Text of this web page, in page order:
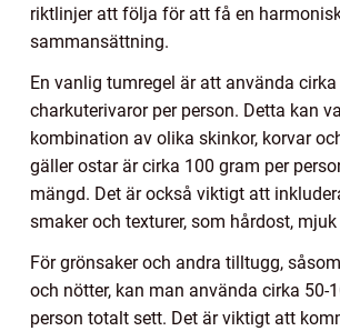
riktlinjer att följa för att få en
sammansättning.
En vanlig tumregel är att använda
charkuterivaror per person. Detta kan
kombination av olika skinkor, korvar
gäller ostar är cirka 100 gram per
mängd. Det är också viktigt att
smaker och texturer, som hårdost,
För grönsaker och andra tilltugg,
och nötter, kan man använda cirka 50-
person totalt sett. Det är viktigt att